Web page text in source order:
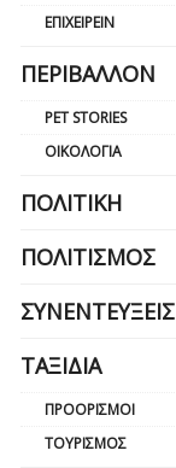
ΕΠΙΧΕΙΡΕΊΝ
ΠΕΡΙΒΆΛΛΟΝ
PET STORIES
ΟΙΚΟΛΟΓΊΑ
ΠΟΛΙΤΙΚΉ
ΠΟΛΙΤΙΣΜΌΣ
ΣΥΝΕΝΤΕΎΞΕΙΣ
ΤΑΞΊΔΙΑ
ΠΡΟΟΡΙΣΜΟΊ
ΤΟΥΡΙΣΜΌΣ